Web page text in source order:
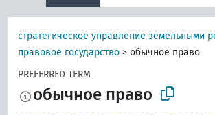
стратегическое управление земельными
правовое государство >обычное право
PREFERRED TERM
обычное право